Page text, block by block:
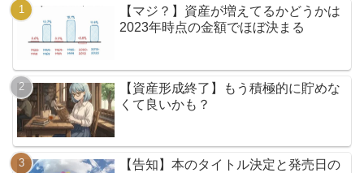
【マジ？】資産が増えてるかどうかは
2023年時点の金額でほぼ決まる
【資産形成終了】もう積極的に貯めな
くて良いかも？
【告知】本のタイトル決定と発売日の